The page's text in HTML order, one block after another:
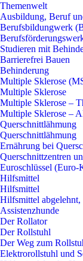
Themenwelt
Ausbildung, Beruf
Berufsbildungwerk
Studieren mit
Barrierefrei Bauen
Behinderung
Multiple Sklerose
Multiple Sklerose
Multiple Sklerose –
Multiple Sklerose –
Querschnittlähmung
Querschnittlähmung
Ernährung bei
Querschnittzentren
Euroschlüssel (Euro-
Hilfsmittel
Hilfsmittel
Hilfsmittel abgelehnt,
Assistenzhunde
Der Rollator
Der Rollstuhl
Der Weg zum
Elektrorollstuhl und